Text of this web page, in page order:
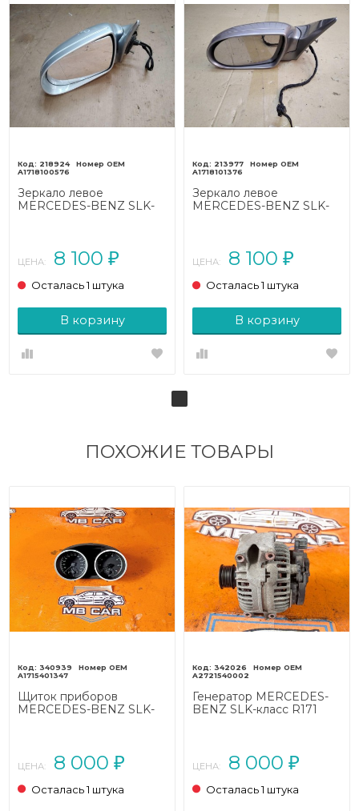
218924
A1718100576
Зеркало левое
MERCEDES-BENZ SLK-
ЦЕНА: 8 100 ₽
Осталась 1 штука
В корзину
213977
A1718101376
Зеркало левое
MERCEDES-BENZ SLK-
ЦЕНА: 8 100 ₽
Осталась 1 штука
В корзину
ПОХОЖИЕ ТОВАРЫ
340939
A1715401347
Щиток приборов
MERCEDES-BENZ SLK-
ЦЕНА: 8 000 ₽
Осталась 1 штука
342026
A2721540002
Генератор MERCEDES-
BENZ SLK-класс R171
ЦЕНА: 8 000 ₽
Осталась 1 штука